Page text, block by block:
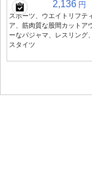
2,136 円
スポーツ、ウエイトリフテ
ア、筋肉質な股間カットア
ーなパジャマ、レスリング
スタイツ